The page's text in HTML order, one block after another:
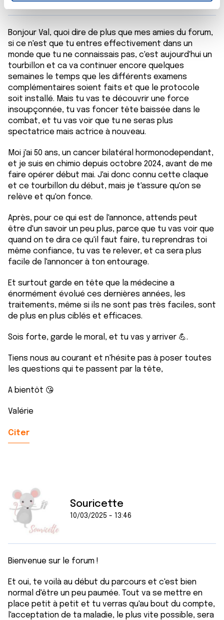
Les cookies nous permettent de personnaliser le contenu
médias sociaux et d'analyser notre trafic. Nous
partageons également des informations sur l'utilisation de
notre site avec nos partenaires de médias sociaux, de
publicité et d'analyse, qui peuvent combiner celles-ci
avec d'autres informations que vous leur avez fournies
ou qu'ils ont collectées lors de votre utilisation de leurs
services.
t
mBonjour Val, quoi dire de plus que mes amies du forum,
si ce n'est que tu entres effectivement dans un
monde que tu ne connaissais pas, c'est aujourd'hui un
tourbillon et ca va continuer encore quelques
semaines le temps que les différents examens
complémentaires soient faits et que le protocole
soit installé. Mais tu vas te découvrir une force
insoupçonnée, tu vas foncer tête baissée dans le
combat, et tu vas voir que tu ne seras plus
spectatrice mais actrice à nouveau.
Moi j'ai 50 ans, un cancer bilatéral hormonodependant,
et je suis en chimio depuis octobre 2024, avant de me
faire opérer début mai. J'ai donc connu cette claque
et ce tourbillon du début, mais je t'assure qu'on se
relève et qu'on fonce.
Après, pour ce qui est de l'annonce, attends peut
être d'un savoir un peu plus, parce que tu vas voir que
quand on te dira ce qu'il faut faire, tu reprendras toi
même confiance, tu vas te relever, et ca sera plus
facile de l'annoncer à ton entourage.
Et surtout garde en tête que la médecine a
énormément évolué ces dernières années, les
traitements, même si ils ne sont pas très faciles, sont
de plus en plus ciblés et efficaces.
Sois forte, garde le moral, et tu vas y arriver 💪.
Tiens nous au courant et n'hésite pas à poser toutes
les questions qui te passent par la tête,
A bientôt 😘
Valérie
Citer
Souricette
10/03/2025 - 13:46
Bienvenue sur le forum !
Et oui, te voilà au début du parcours et c'est bien
normal d'être un peu paumée. Tout va se mettre en
place petit à petit et tu verras qu'au bout du compte,
l'acceptation de ta maladie, le plus vite possible, sera